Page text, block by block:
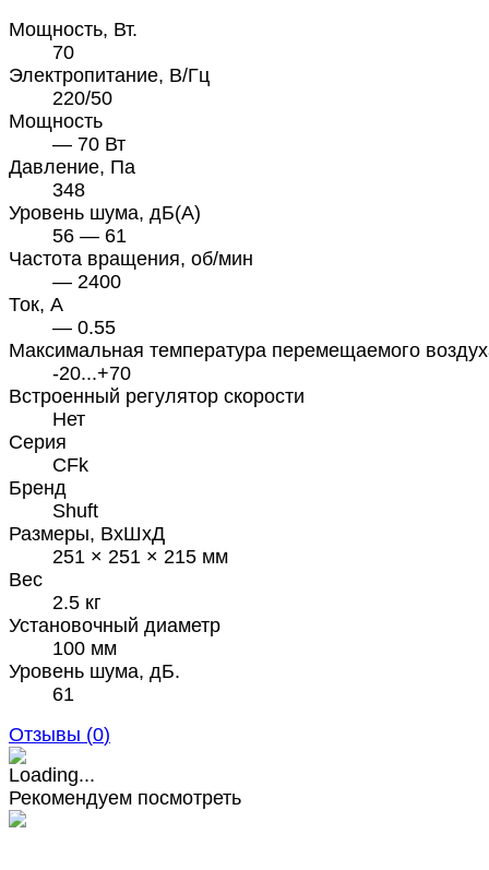
Мощность, Вт.
70
Электропитание, В/Гц
220/50
Мощность
— 70 Вт
Давление, Па
348
Уровень шума, дБ(А)
56 — 61
Частота вращения, об/мин
— 2400
Ток, А
— 0.55
Максимальная температура перемещаемого
-20...+70
Встроенный регулятор скорости
Нет
Серия
CFk
Бренд
Shuft
Размеры, ВхШхД
251 × 251 × 215 мм
Вес
2.5 кг
Установочный диаметр
100 мм
Уровень шума, дБ.
61
Отзывы (0)
Рекомендуем посмотреть